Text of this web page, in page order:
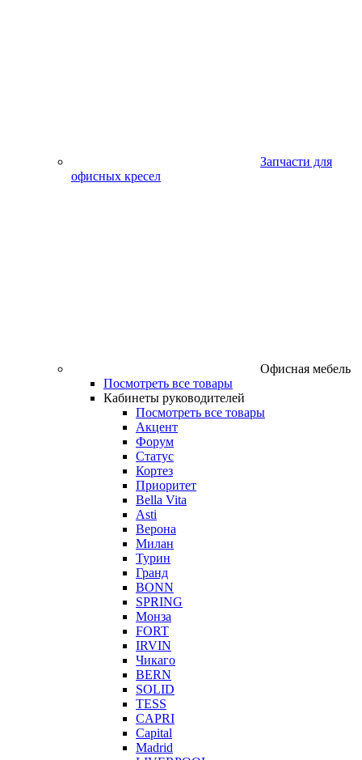
Запчасти для
офисных кресел
Офисная мебель
Посмотреть все товары
Кабинеты руководителей
Посмотреть все товары
Акцент
Форум
Статус
Кортез
Приоритет
Bella Vita
Asti
Верона
Милан
Турин
Гранд
BONN
SPRING
Монза
FORT
IRVIN
Чикаго
BERN
SOLID
TESS
CAPRI
Capital
Madrid